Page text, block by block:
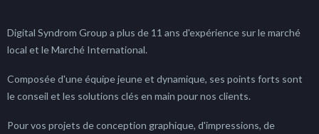
Digital Syndrom Group a plus de 11 ans d'expérience sur le marché
local et le Marché International.
Composée d'une équipe jeune et dynamique, ses points forts sont
le conseil et les solutions clés en main pour nos clients.
Pour vos projets de conception graphique, d'impressions, de